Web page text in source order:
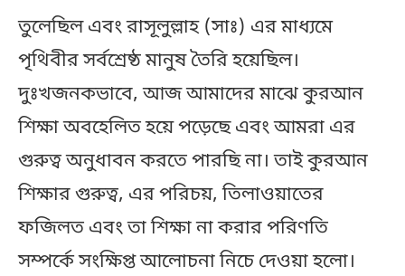
তুলেছিল এবং রাসূলুল্লাহ (সাঃ) এর মাধ্যমে
পৃথিবীর সর্বশ্রেষ্ঠ মানুষ তৈরি হয়েছিল।
দুঃখজনকভাবে, আজ আমাদের মাঝে কুরআন
শিক্ষা অবহেলিত হয়ে পড়েছে এবং আমরা এর
গুরুত্ব অনুধাবন করতে পারছি না। তাই কুরআন
শিক্ষার গুরুত্ব, এর পরিচয়, তিলাওয়াতের
ফজিলত এবং তা শিক্ষা না করার পরিণতি
সম্পর্কে সংক্ষিপ্ত আলোচনা নিচে দেওয়া হলো।